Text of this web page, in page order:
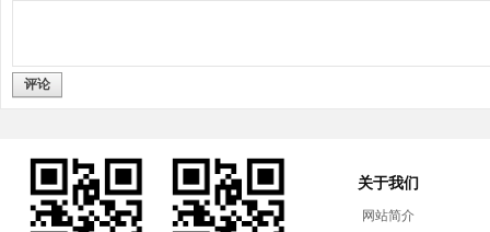
评论
关于我们
网站简介